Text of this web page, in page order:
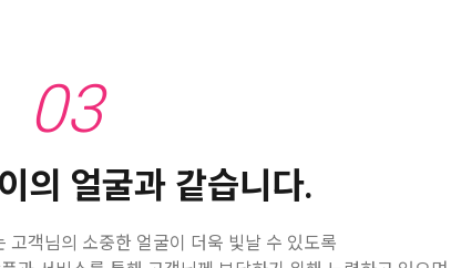
03
의 얼굴과 같습니다.
고객님의 소중한 얼굴이 더욱 빛날 수 있도록